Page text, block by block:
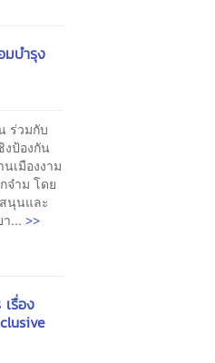
มบำรุง
ร่วมกับ
ป้องกัน
เมืองงาม
จ๋าม โดย
นุนและ
า...>>
รื่อง